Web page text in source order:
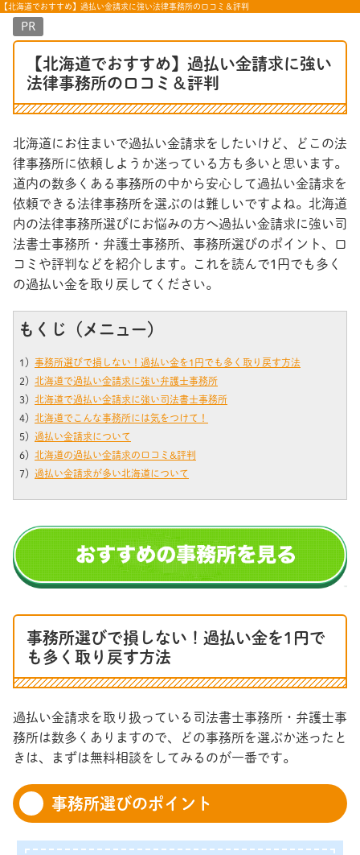
【北海道でおすすめ】過払い金請求に強い法律事務所の口コミ＆評判
PR
【北海道でおすすめ】過払い金請求に強い
法律事務所の口コミ＆評判
北海道にお住まいで過払い金請求をしたいけど、どこの法
律事務所に依頼しようか迷っている方も多いと思います。
道内の数多くある事務所の中から安心して過払い金請求を
依頼できる法律事務所を選ぶのは難しいですよね。北海道
内の法律事務所選びにお悩みの方へ過払い金請求に強い司
法書士事務所・弁護士事務所、事務所選びのポイント、口
コミや評判などを紹介します。これを読んで1円でも多く
の過払い金を取り戻してください。
もくじ（メニュー）
1） 事務所選びで損しない！過払い金を1円でも多く取り戻す方法
2） 北海道で過払い金請求に強い弁護士事務所
3） 北海道で過払い金請求に強い司法書士事務所
4） 北海道でこんな事務所には気をつけて！
5） 過払い金請求について
6） 北海道の過払い金請求の口コミ&評判
7） 過払い金請求が多い北海道について
事務所選びで損しない！過払い金を1円で
も多く取り戻す方法
過払い金請求を取り扱っている司法書士事務所・弁護士事
務所は数多くありますので、どの事務所を選ぶか迷ったと
きは、まずは無料相談をしてみるのが一番です。
事務所選びのポイント